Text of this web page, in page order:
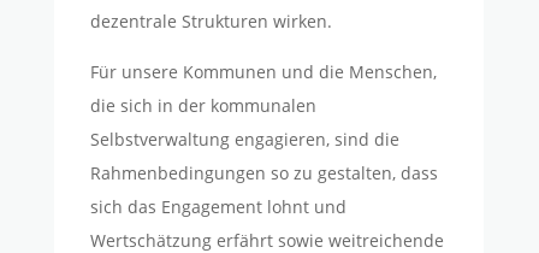
dezentrale Strukturen wirken.
Für unsere Kommunen und die Menschen,
die sich in der kommunalen
Selbstverwaltung engagieren, sind die
Rahmenbedingungen so zu gestalten, dass
sich das Engagement lohnt und
Wertschätzung erfährt sowie weitreichende